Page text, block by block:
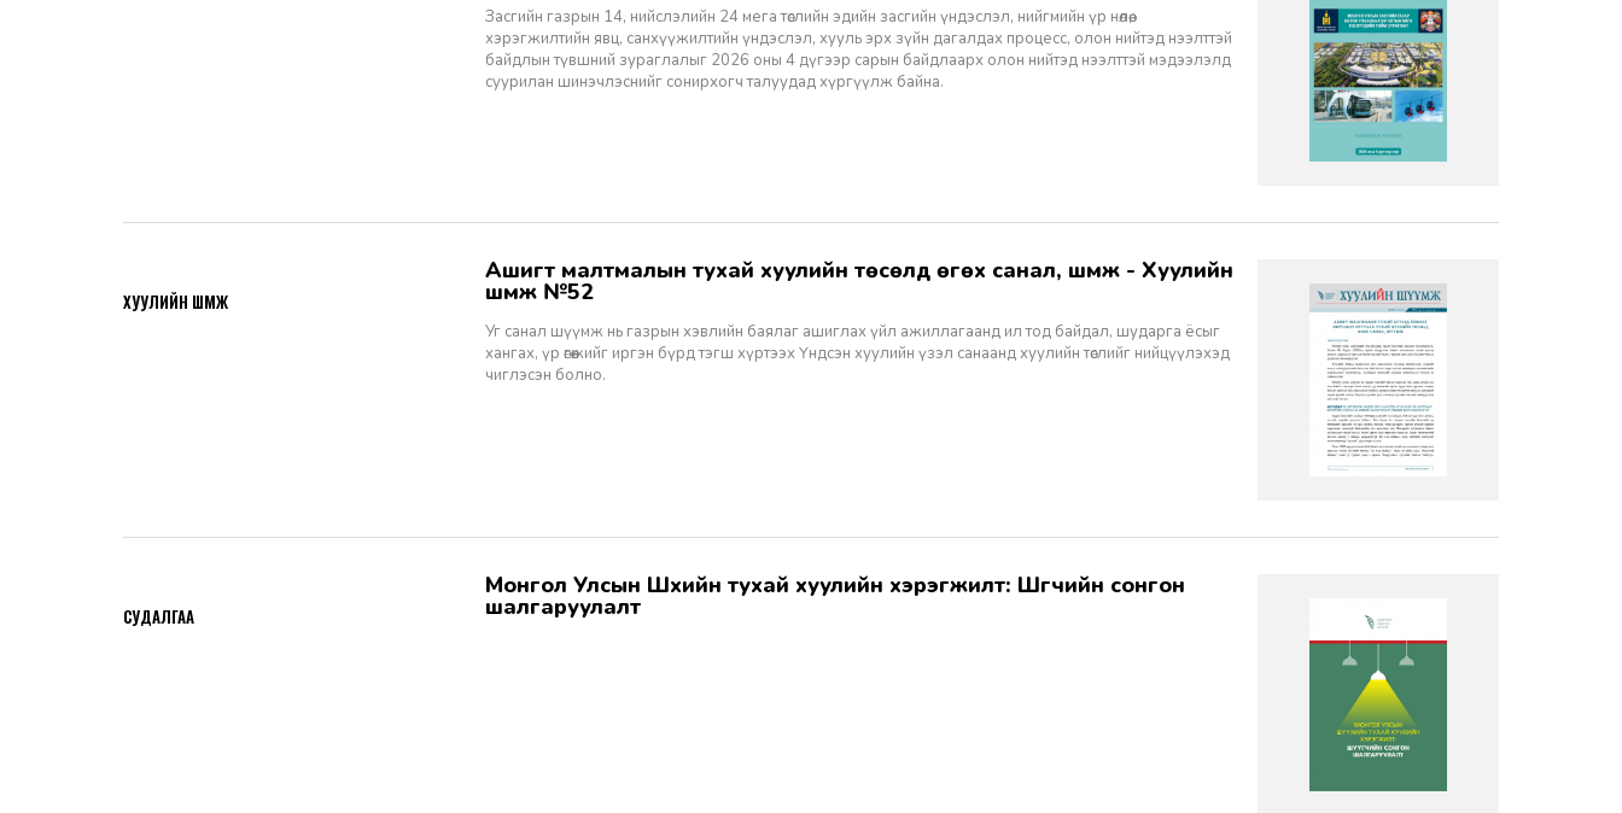
Засгийн газрын 14, нийслэлийн 24 мега төслийн эдийн засгийн үндэслэл, нийгмийн үр нөлөө,
хэрэгжилтийн явц, санхүүжилтийн үндэслэл, хууль эрх зүйн дагалдах процесс, олон нийтэд нээлттэй
байдлын түвшний зураглалыг 2026 оны 4 дүгээр сарын байдлаарх олон нийтэд нээлттэй мэдээлэлд
суурилан шинэчлэснийг сонирхогч талуудад хүргүүлж байна.
Ашигт малтмалын тухай хуулийн төсөлд өгөх санал, шүүмж - Хуулийн
шүүмж №52
Уг санал шүүмж нь газрын хэвлийн баялаг ашиглах үйл ажиллагаанд ил тод байдал, шударга ёсыг
хангах, үр өгөөжийг иргэн бүрд тэгш хүртээх Үндсэн хуулийн үзэл санаанд хуулийн төслийг нийцүүлэхэд
чиглэсэн болно.
ХУУЛИЙН ШҮҮМЖ
Монгол Улсын Шүүхийн тухай хуулийн хэрэгжилт: Шүүгчийн сонгон
шалгаруулалт
СУДАЛГАА